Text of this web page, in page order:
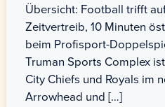
Übersicht: Football trifft
Zeitvertreib, 10 Minuten
beim Profisport-
Truman Sports Complex
City Chiefs und Royals im
Arrowhead und […]